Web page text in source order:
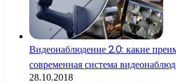
Видеонаблюдение 2.0: какие
современная система
28.10.2018